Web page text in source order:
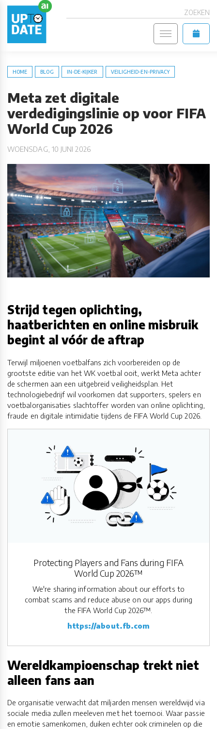
ZOEKEN
HOME BLOG IN-DE-KIJKER VEILIGHEID-EN-PRIVACY
Meta zet digitale
verdedigingslinie op voor FIFA
World Cup 2026
WOENSDAG, 10 JUNI 2026
Strijd tegen oplichting,
haatberichten en online misbruik
begint al vóór de aftrap
Terwijl miljoenen voetbalfans zich voorbereiden op de
grootste editie van het WK voetbal ooit, werkt Meta achter
de schermen aan een uitgebreid veiligheidsplan. Het
technologiebedrijf wil voorkomen dat supporters, spelers en
voetbalorganisaties slachtoffer worden van online oplichting,
fraude en digitale intimidatie tijdens de FIFA World Cup 2026.
Protecting Players and Fans during FIFA
World Cup 2026™
We're sharing information about our efforts to
combat scams and reduce abuse on our apps during
the FIFA World Cup 2026™.
https://about.fb.com
Wereldkampioenschap trekt niet
alleen fans aan
De organisatie verwacht dat miljarden mensen wereldwijd via
sociale media zullen meeleven met het toernooi. Waar passie
en emotie samenkomen, duiken echter ook criminelen op die